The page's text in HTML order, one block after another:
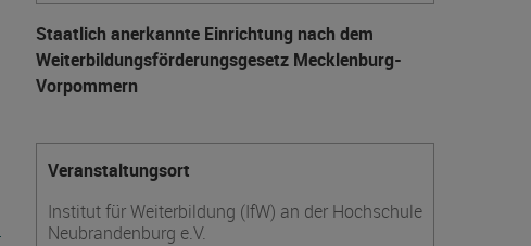
Staatlich anerkannte Einrichtung nach dem
Weiter­bildungs­förderungs­gesetz Mecklenburg-
Vorpommern
Veranstaltungsort
Institut für Weiterbildung (IfW) an der Hochschule
Neubrandenburg e.V.